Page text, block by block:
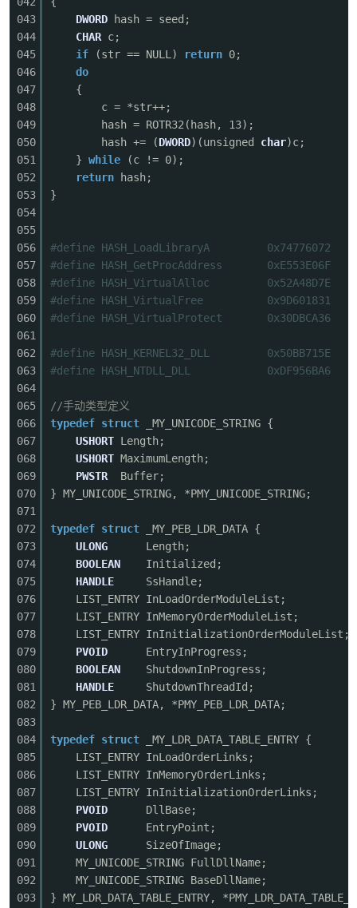
043
044
045
046
047
048
049
050
051
052
053
054
055
056
057
058
059
060
061
062
063
064
065
066
067
068
069
070
071
072
073
074
075
076
077
078
079
080
081
082
083
084
085
086
087
088
089
090
091
092
093
DWORD
hash = seed;
CHAR c;
if
(str == NULL) return 0;
do
{
c = *str++;
hash = ROTR32(hash, 13);
hash += (DWORD)(unsigned char)c;
} while
(c != 0);
return
hash;
}
#define HASH_LoadLibraryA 0x74776072
#define HASH_GetProcAddress 0xE553E06F
#define HASH_VirtualAlloc 0x52A48D7E
#define HASH_VirtualFree 0x9D601831
#define HASH_VirtualProtect 0x30DBCA36
#define HASH_KERNEL32_DLL 0x50BB715E
#define HASH_NTDLL_DLL 0xDF956BA6
//手动类型定义
typedef struct
_MY_UNICODE_STRING {
USHORT Length;
USHORT MaximumLength;
PWSTR
Buffer;
} MY_UNICODE_STRING, *PMY_UNICODE_STRING;
typedef struct
_MY_PEB_LDR_DATA {
ULONG
Length;
BOOLEAN
Initialized;
HANDLE
SsHandle;
LIST_ENTRY InLoadOrderModuleList;
LIST_ENTRY InMemoryOrderModuleList;
LIST_ENTRY InInitializationOrderModuleList;
PVOID
EntryInProgress;
BOOLEAN
ShutdownInProgress;
HANDLE
ShutdownThreadId;
} MY_PEB_LDR_DATA, *PMY_PEB_LDR_DATA;
typedef struct
_MY_LDR_DATA_TABLE_ENTRY {
LIST_ENTRY InLoadOrderLinks;
LIST_ENTRY InMemoryOrderLinks;
LIST_ENTRY InInitializationOrderLinks;
PVOID
DllBase;
PVOID
EntryPoint;
ULONG
SizeOfImage;
MY_UNICODE_STRING FullDllName;
MY_UNICODE_STRING BaseDllName;
} MY_LDR_DATA_TABLE_ENTRY,